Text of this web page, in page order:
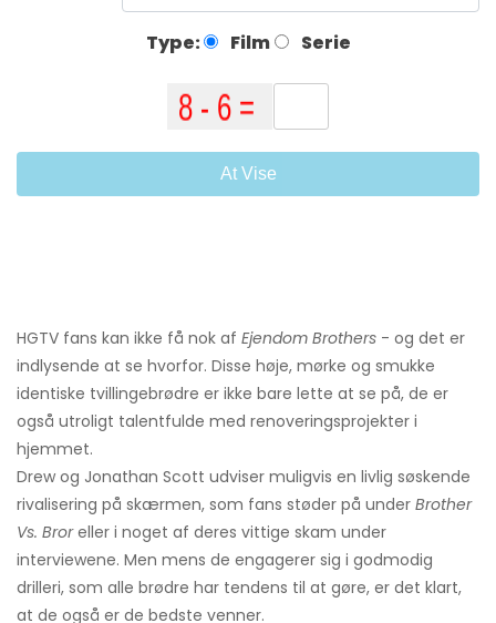
Type: Film Serie
At Vise
HGTV fans kan ikke få nok af Ejendom Brothers - og det er
indlysende at se hvorfor. Disse høje, mørke og smukke
identiske tvillingebrødre er ikke bare lette at se på, de er
også utroligt talentfulde med renoveringsprojekter i
hjemmet.
Drew og Jonathan Scott udviser muligvis en livlig søskende
rivalisering på skærmen, som fans støder på under Brother
Vs. Broreller i noget af deres vittige skam under
interviewene. Men mens de engagerer sig i godmodig
drilleri, som alle brødre har tendens til at gøre, er det klart,
at de også er de bedste venner.